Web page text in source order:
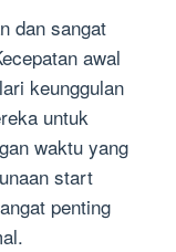
dan sangat
awal
keunggulan
untuk
waktu yang
start
penting